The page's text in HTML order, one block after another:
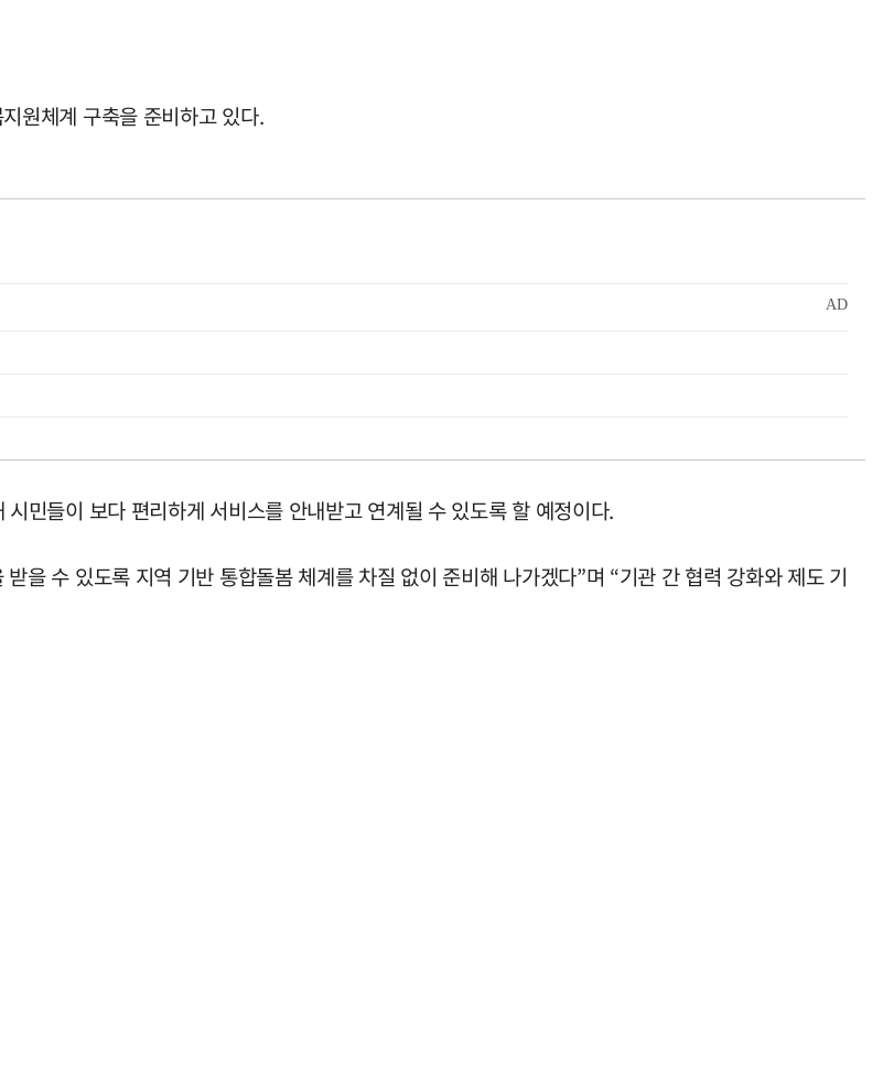
원체계 구축을 준비하고 있다.
민들이 보다 편리하게 서비스를 안내받고 연계될 수 있도록 할 예정이다.
을 수 있도록 지역 기반 통합돌봄 체계를 차질 없이 준비해 나가겠다”며 “기관 간 협력 강화와 제도 기